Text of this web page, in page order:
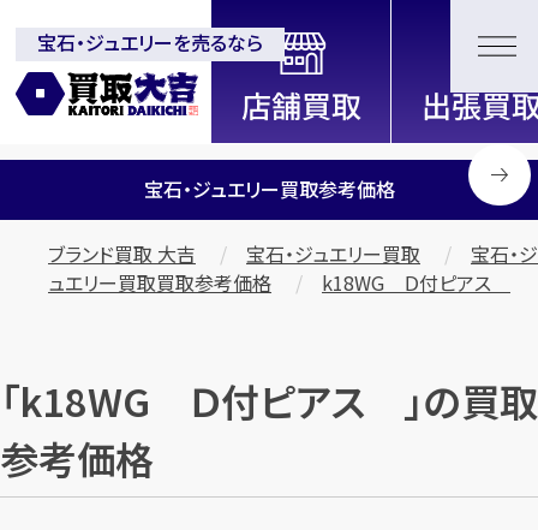
全国2200店舗以上展開中！信頼と実績の買取専門店「買取大
吉」
宝石・ジュエリーを売るなら
宝石・ジュエリー買取参考価格
ブランド買取 大吉 宝石・ジュエリー買取
宝石・ジ
ュエリー買取買取参考価格
k18WG Ｄ付ピアス
「k18WG Ｄ付ピアス 」の買取
参考価格